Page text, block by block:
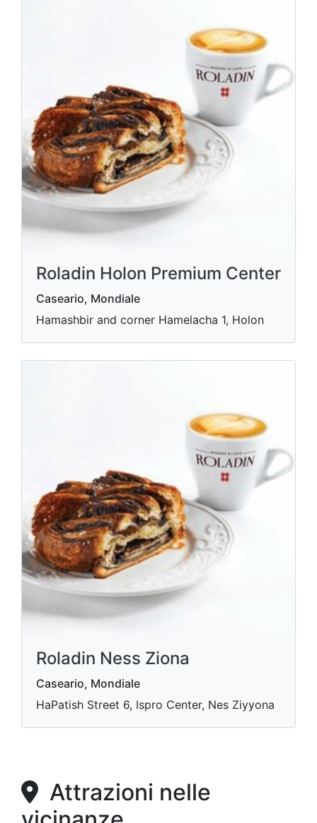
Roladin Holon Premium Center
Caseario, Mondiale
Hamashbir and corner Hamelacha 1, Holon
Roladin Ness Ziona
Caseario, Mondiale
HaPatish Street 6, Ispro Center, Nes Ziyyona
Attrazioni nelle